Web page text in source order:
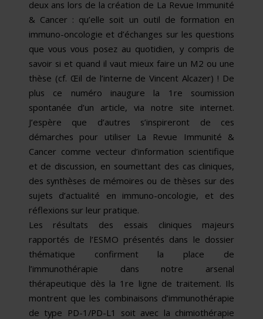
deux ans lors de la création de La Revue Immunité
& Cancer : qu’elle soit un outil de formation en
immuno-oncologie et d’échanges sur les questions
que vous vous posez au quotidien, y compris de
savoir si et quand il vaut mieux faire un M2 ou une
thèse (cf. Œil de l’interne de Vincent Alcazer) ! De
plus ce numéro inaugure la 1re soumission
spontanée d’un article, via notre site internet.
J’espère que d’autres s’inspireront de ces
démarches pour utiliser La Revue Immunité &
Cancer comme vecteur d’information scientifique
et de discussion, en soumettant des cas cliniques,
des synthèses de mémoires ou de thèses sur des
sujets d’actualité en immuno-oncologie, et des
réflexions sur leur pratique.
Les résultats des essais cliniques majeurs
rapportés de l’ESMO présentés dans le dossier
thématique confirment la place de
l’immunothérapie dans notre arsenal
thérapeutique dès la 1re ligne de traitement. Ils
montrent que les combinaisons d’immunothérapie
de type PD-1/PD-L1 soit avec la chimiothérapie